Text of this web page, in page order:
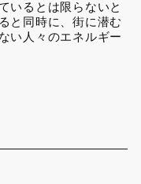
いるとは限らないと
と同時に、街に潜む
い人々のエネルギー